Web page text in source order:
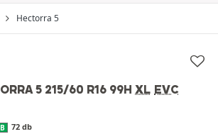
Hectorra 5
5 215/60 R16 99H XL EVC
B 72 db